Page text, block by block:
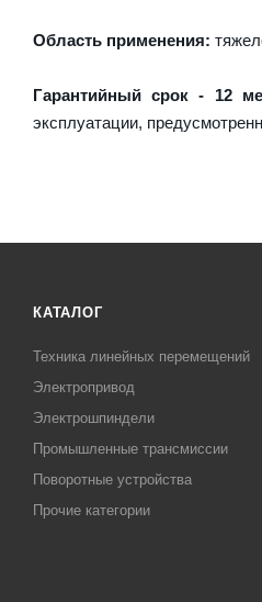
Область применения:
Гарантийный срок - 12
эксплуатации,
КАТАЛОГ
Техника линейных перемещений
Электропривод
Электрошпиндели
Промышленные трансмиссии
Поворотные устройства
Прочие категории